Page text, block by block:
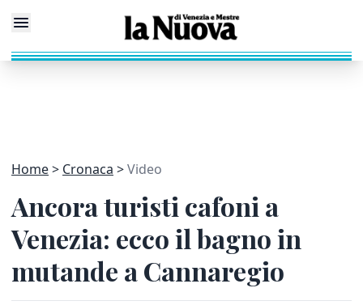
Home Cronaca Video
Ancora turisti cafoni a
Venezia: ecco il bagno in
mutande a Cannaregio